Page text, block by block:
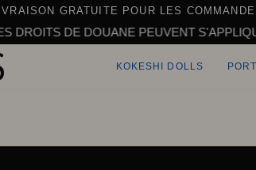
GRATUITE POUR LES
DOUANE PEUVENT S'APPLIQUER
KOKESHI DOLLS